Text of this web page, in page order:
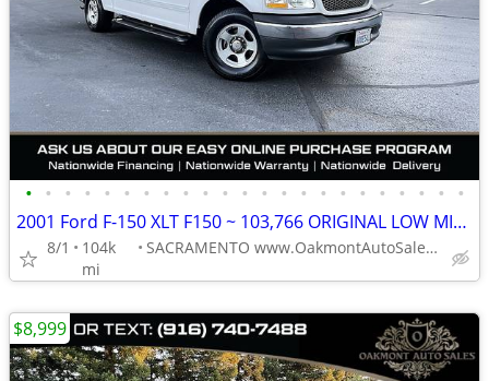
• • • • • • • • • • • • • • • • • • • • • • •
2001 Ford F-150 XLT F150 ~ 103,766 ORIGINAL LOW MILES
8/1
104k
mi
SACRAMENTO www.OakmontAutoSales.com
$8,999